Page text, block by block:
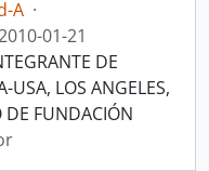
A ·
01-21
DE
USA, LOS ANGELES,
DE FUNDACIÓN